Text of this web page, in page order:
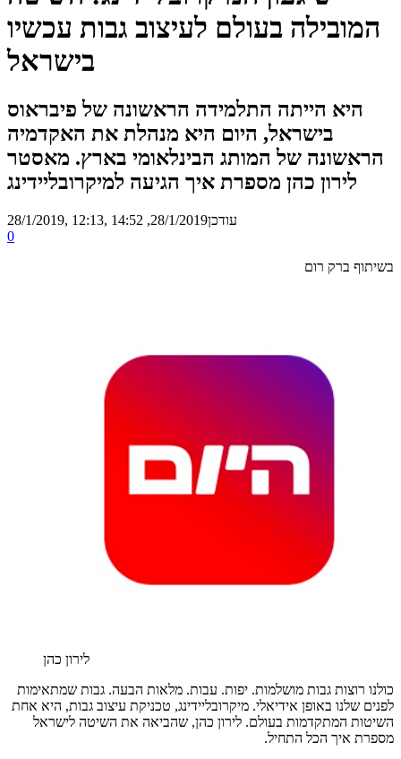
המובילה בעולם לעיצוב גבות עכשיו
בישראל
היא הייתה התלמידה הראשונה של פיבראוס
בישראל, היום היא מנהלת את האקדמיה
הראשונה של המותג הבינלאומי בארץ. מאסטר
לירון כהן מספרת איך הגיעה למיקרובליידינג
28/1/2019, 12:13 , עודכן28/1/2019, 14:52
0
בשיתוף ברק רום
לירון כהן
כולנו רוצות גבות מושלמות. יפות. עבות. מלאות הבעה. גבות שמתאימות
לפנים שלנו באופן אידיאלי. מיקרובליידינג, טכניקת עיצוב גבות, היא אחת
השיטות המתקדמות בעולם. לירון כהן, שהביאה את השיטה לישראל
מספרת איך הכל התחיל.